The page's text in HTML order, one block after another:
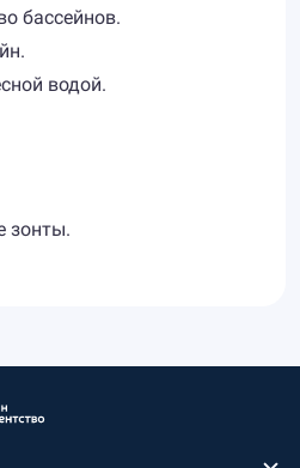
бассейнов.
водой.
зонты.